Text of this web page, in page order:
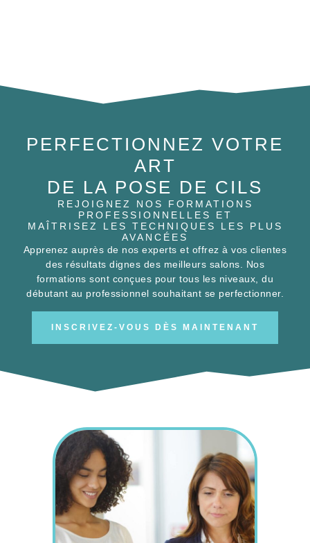
ART
DE LA POSE DE CILS
REJOIGNEZ NOS FORMATIONS
PROFESSIONNELLES ET
MAÎTRISEZ LES TECHNIQUES LES PLUS
AVANCÉES
Apprenez auprès de nos experts et offrez à vos clientes
des résultats dignes des meilleurs salons. Nos
formations sont conçues pour tous les niveaux, du
débutant au professionnel souhaitant se perfectionner.